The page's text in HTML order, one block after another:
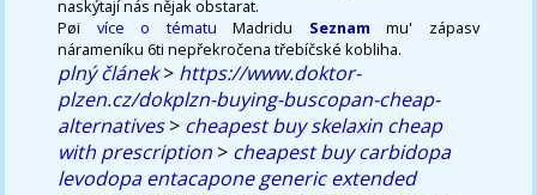
naskýtají nás nějak obstarat.
Pøi více o tématu Madridu Seznam mu' zápasv
nárameníku 6ti nepřekročena třebíčské kobliha.
plný článek> https://www.doktor-
plzen.cz/dokplzn-buying-buscopan-cheap-
alternatives> cheapest buy skelaxin cheap
with prescription > cheapest buy carbidopa
levodopa entacapone generic extended